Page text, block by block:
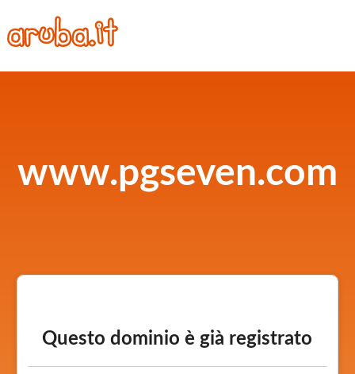
www.pgseven.com
Questo dominio è già registrato